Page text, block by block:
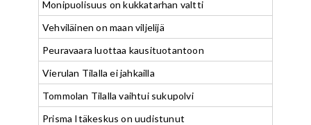
Monipuolisuus on kukkatarhan valtti
Vehviläinen on maan viljelijä
Peuravaara luottaa kausituotantoon
Vierulan Tilalla ei jahkailla
Tommolan Tilalla vaihtui sukupolvi
Prisma Itäkeskus on uudistunut